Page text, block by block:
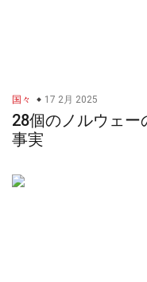
国々 17 2月 2025
28個のノルウェー
事実